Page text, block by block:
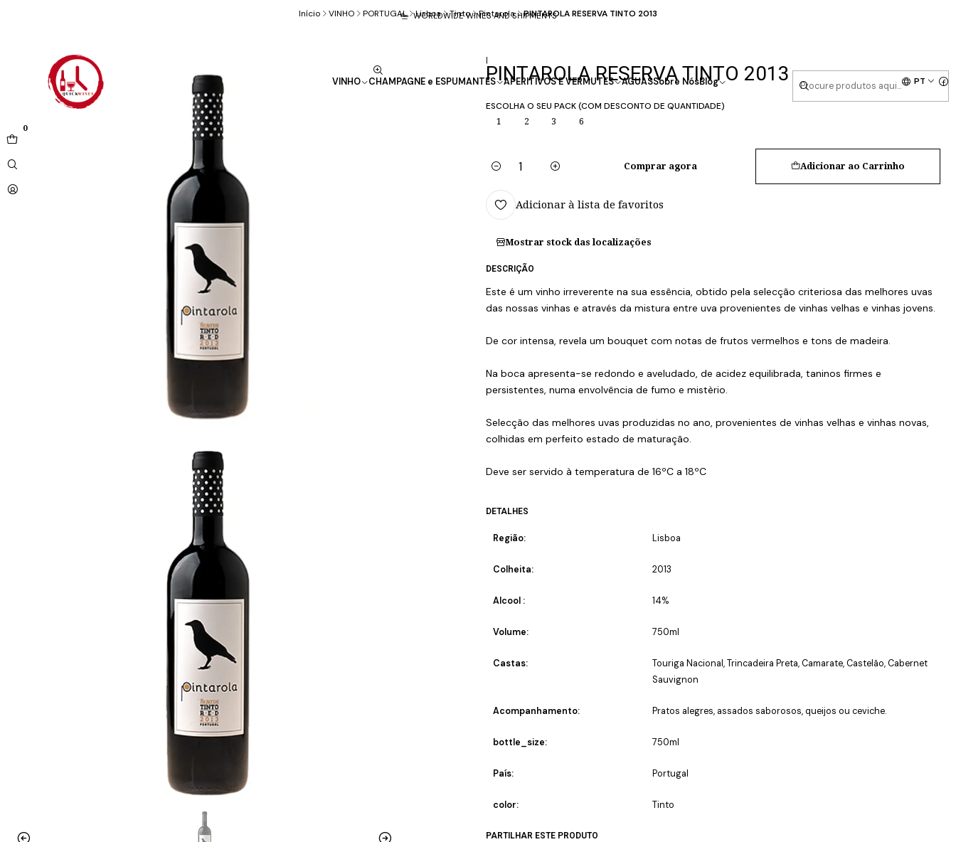
VINHO CHAMPAGNE e ESPUMANTES APERITIVOS E VERMUTES AGUASSobre NósBlog PT
0
WORLDWIDE WINES AND SHIPMENTS
Início VINHO PORTUGAL Lisboa Tinto Pintarola PINTAROLA RESERVA TINTO 2013
|
PINTAROLA RESERVA TINTO 2013
ESCOLHA O SEU PACK (COM DESCONTO DE QUANTIDADE)
1 2 3 6
Quantidade
Adicionar ao Carrinho
Comprar agora
Adicionar à lista de favoritos
Mostrar stock das localizações
DESCRIÇÃO
Este é um vinho irreverente na sua essência, obtido pela selecção criteriosa das melhores uvas
das nossas vinhas e através da mistura entre uva provenientes de vinhas velhas e vinhas jovens.
De cor intensa, revela um bouquet com notas de frutos vermelhos e tons de madeira.
Na boca apresenta-se redondo e aveludado, de acidez equilibrada, taninos firmes e
persistentes, numa envolvência de fumo e mistèrio.
Selecção das melhores uvas produzidas no ano, provenientes de vinhas velhas e vinhas novas,
colhidas em perfeito estado de maturação.
Deve ser servido à temperatura de 16ºC a 18ºC
DETALHES
Região: Lisboa
Colheita: 2013
Alcool : 14%
Volume: 750ml
Castas:
Touriga Nacional, Trincadeira Preta, Camarate, Castelão, Cabernet
Sauvignon
Acompanhamento: Pratos alegres, assados saborosos, queijos ou ceviche.
bottle_size: 750ml
País: Portugal
color: Tinto
PARTILHAR ESTE PRODUTO